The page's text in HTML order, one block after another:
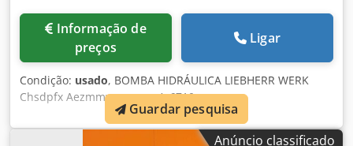
preços
Ligar
Condição: usado, BOMBA HIDRÁULICA LIEBHERR WERK
Chsdpfx Aezmmwyeamoa A-6710
Anúncio classificado
Guardar pesquisa